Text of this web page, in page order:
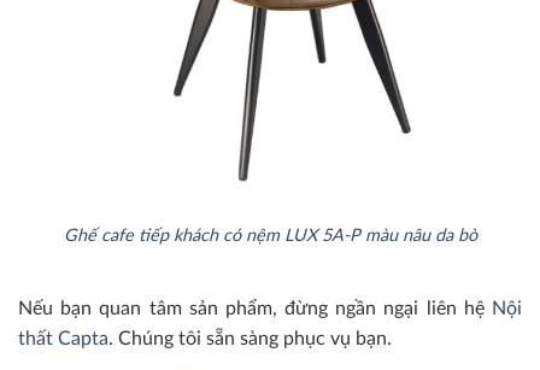
Ghế cafe tiếp khách có nệm LUX 5A-P màu nâu da bò
Nếu bạn quan tâm sản phẩm, đừng ngần ngại liên hệ Nội
thất Capta. Chúng tôi sẵn sàng phục vụ bạn.